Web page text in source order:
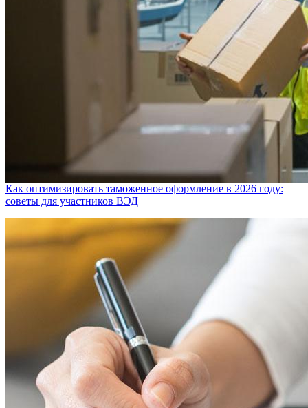
Как оптимизировать таможенное оформление в 2026 году:
советы для участников ВЭД